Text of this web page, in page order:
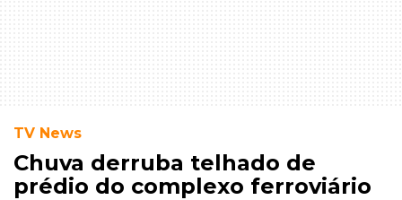
TV News
Chuva derruba telhado de
prédio do complexo ferroviário